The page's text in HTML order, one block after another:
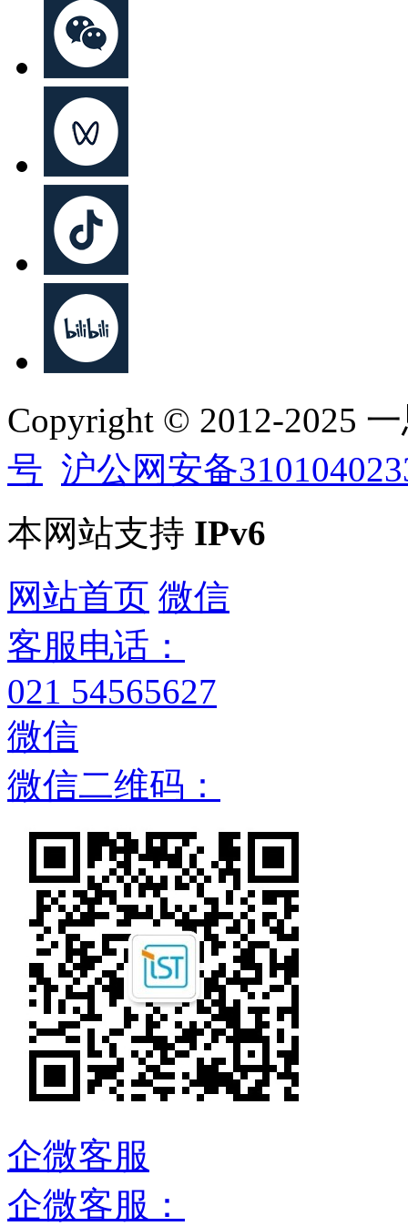
Copyright © 2012-2025
号 沪公网安备
本网站支持 IPv6
网站首页 微信
客服电话：
021 54565627
微信
微信二维码：
企微客服
企微客服：